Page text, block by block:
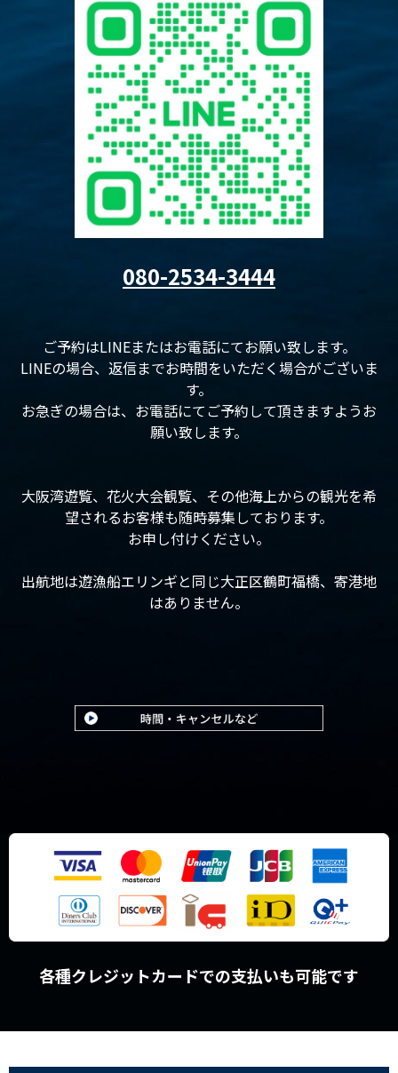
080-2534-3444
ご予約はLINEまたはお電話にてお願い致します。
LINEの場合、返信までお時間をいただく場合がございま
す。
お急ぎの場合は、お電話にてご予約して頂きますようお
願い致します。
大阪湾遊覧、花火大会観覧、その他海上からの観光を希
望されるお客様も随時募集しております。
お申し付けください。
出航地は遊漁船エリンギと同じ大正区鶴町福橋、寄港地
はありません。
各種クレジットカードでの支払いも可能です